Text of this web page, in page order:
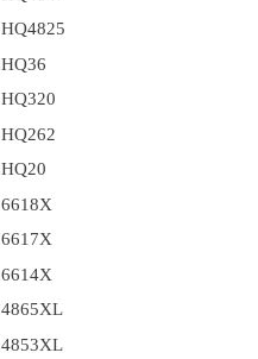
HQ4825
HQ36
HQ320
HQ262
HQ20
6618X
6617X
6614X
4865XL
4853XL